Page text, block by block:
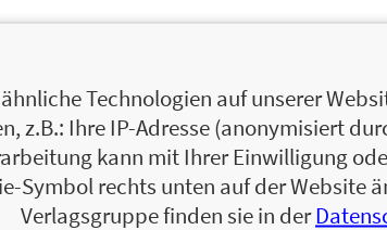
Technologien auf unserer
z.B.: Ihre IP-Adresse (anonymisiert
kann mit Ihrer Einwilligung
Symbol rechts unten auf der
Verlagsgruppe finden sie in der